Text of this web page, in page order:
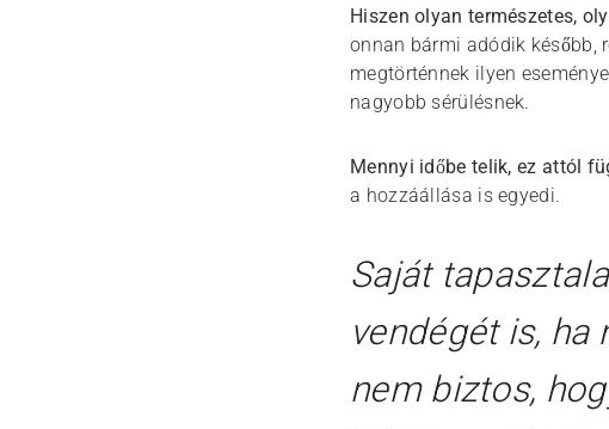
Hiszen olyan természetes,
onnan bármi adódik később,
megtörténnek ilyen
nagyobb sérülésnek.
Mennyi időbe telik, ez attól
a hozzáállása is egyedi.
Saját
vendégét is,
nem biztos,